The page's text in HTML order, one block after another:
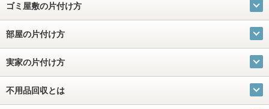
ゴミ屋敷の片付け方
部屋の片付け方
実家の片付け方
不用品回収とは